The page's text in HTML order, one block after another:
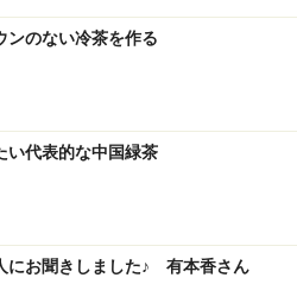
ンのない冷茶を作る
い代表的な中国緑茶
にお聞きしました♪ 有本香さん